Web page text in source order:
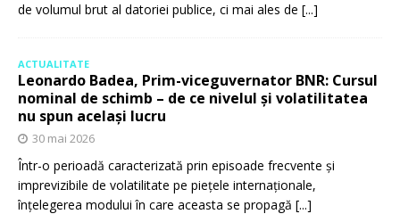
de volumul brut al datoriei publice, ci mai ales de [...]
ACTUALITATE
Leonardo Badea, Prim-viceguvernator BNR: Cursul
nominal de schimb – de ce nivelul și volatilitatea
nu spun același lucru
30 mai 2026
Într-o perioadă caracterizată prin episoade frecvente și
imprevizibile de volatilitate pe piețele internaționale,
înțelegerea modului în care aceasta se propagă [...]